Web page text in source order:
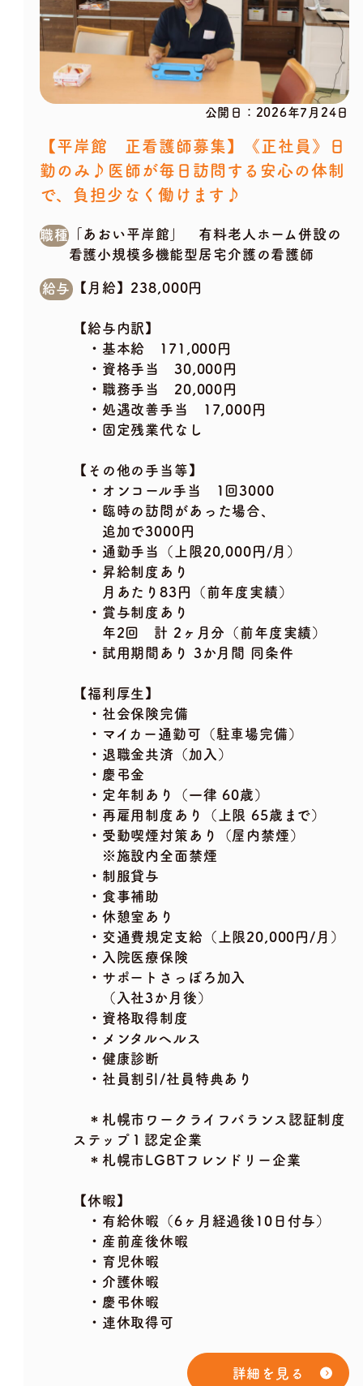
公開日： 2026年7月24日
【平岸館 正看護師募集】《正社員》日
勤のみ♪医師が毎日訪問する安心の体制
で、負担少なく働けます♪
職種「あおい平岸館」 有料老人ホーム併設の
看護小規模多機能型居宅介護の看護師
給与 【月給】238,000円
【給与内訳】
・基本給 171,000円
・資格手当 30,000円
・職務手当 20,000円
・処遇改善手当 17,000円
・固定残業代なし
【その他の手当等】
・オンコール手当 1回3000
・臨時の訪問があった場合、
追加で3000円
・通勤手当（上限20,000円/月）
・昇給制度あり
月あたり83円（前年度実績）
・賞与制度あり
年2回 計 2ヶ月分（前年度実績）
・試用期間あり 3か月間 同条件
【福利厚生】
・社会保険完備
・マイカー通勤可（駐車場完備）
・退職金共済（加入）
・慶弔金
・定年制あり（一律 60歳）
・再雇用制度あり（上限 65歳まで）
・受動喫煙対策あり（屋内禁煙）
※施設内全面禁煙
・制服貸与
・食事補助
・休憩室あり
・交通費規定支給（上限20,000円/月）
・入院医療保険
・サポートさっぽろ加入
（入社3か月後）
・資格取得制度
・メンタルヘルス
・健康診断
・社員割引/社員特典あり
＊札幌市ワークライフバランス認証制度
ステップ１認定企業
＊札幌市LGBTフレンドリー企業
【休暇】
・有給休暇（6ヶ月経過後10日付与）
・産前産後休暇
・育児休暇
・介護休暇
・慶弔休暇
・連休取得可
詳細を見る